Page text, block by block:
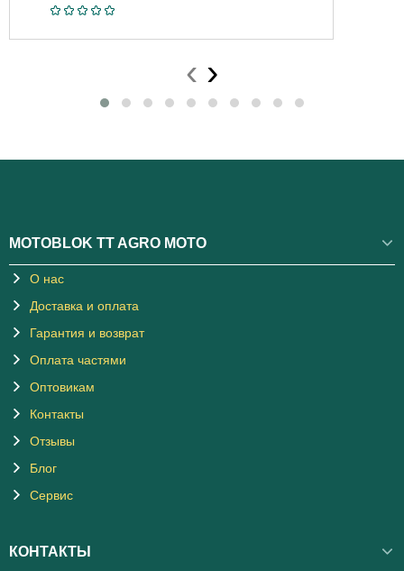
‹ ›
MOTOBLOK TT AGRO MOTO
О нас
Доставка и оплата
Гарантия и возврат
Оплата частями
Оптовикам
Контакты
Отзывы
Блог
Сервис
КОНТАКТЫ